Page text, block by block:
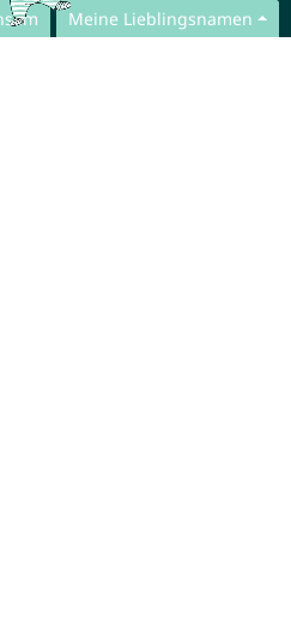
Meine Lieblingsnamen